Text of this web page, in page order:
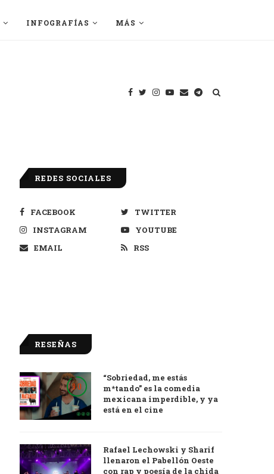
INFOGRAFÍAS MÁS
REDES SOCIALES
FACEBOOK
TWITTER
INSTAGRAM
YOUTUBE
EMAIL
RSS
RESEÑAS
9.0
“Sobriedad, me estás
m*tando” es la comedia
mexicana imperdible, y ya
está en el cine
Rafael Lechowski y Sharif
llenaron el Pabellón Oeste
con rap y poesía de la chida